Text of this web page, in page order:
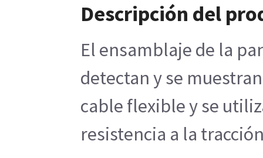
Descripción del
El ensamblaje de la
detectan y se
cable flexible y se
resistencia a la